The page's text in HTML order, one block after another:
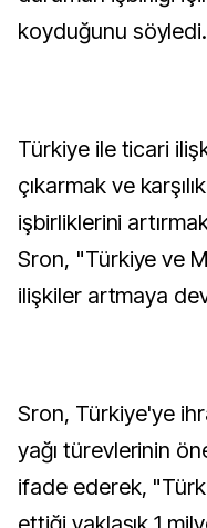
koyduğunu söyledi.
Türkiye ile ticari
çıkarmak ve
işbirliklerini
Sron, "Türkiye ve
ilişkiler artmaya
Sron, Türkiye'ye
yağı türevlerinin
ifade ederek,